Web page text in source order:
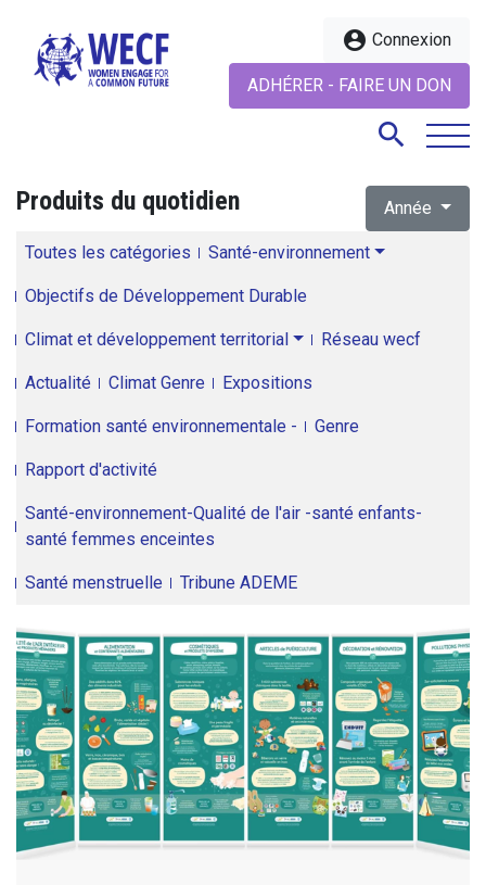
account_circle Connexion
ADHÉRER - FAIRE UN DON
search
Produits du quotidien Année
Toutes les catégories Santé-environnement
Objectifs de Développement Durable
Climat et développement territorial Réseau wecf
Actualité Climat Genre Expositions
Formation santé environnementale - Genre
Rapport d'activité
Santé-environnement-Qualité de l'air -santé enfants-
santé femmes enceintes
Santé menstruelle Tribune ADEME